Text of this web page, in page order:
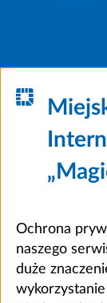
Ochrona
naszego
duże